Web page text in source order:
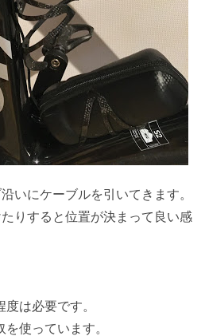
いにケーブルを引いてきます。
りすると位置が決まって良い感
は必要です。
使っています。